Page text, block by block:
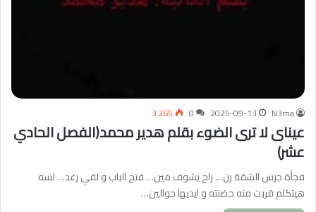
N3ma
2025-09-13
0 3٬265
عيناى لا ترى الضوء بقلم هدير محمد(الفصل الحادي
عشر)
فجأة جرس الشقة رن… راح يشوف مين… فتح الباب و لقي رغد… لسه
هيتكلم قربت منه حضنته و ايديها حوالين…